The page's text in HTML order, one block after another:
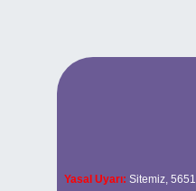
Yasal Uyarı: Sitemiz,